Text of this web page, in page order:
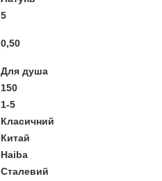
5
0,50
Для душа
150
1-5
Класичний
Китай
Haiba
Сталевий